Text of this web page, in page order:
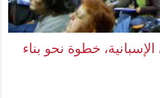
خطوة نحو بناء